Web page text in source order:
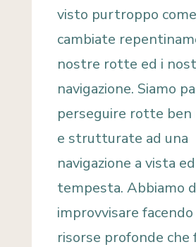
visto purtroppo
cambiate
nostre rotte ed i
navigazione. Siamo
perseguire rotte ben
e strutturate ad una
navigazione a vista
tempesta. Abbiamo
improvvisare
risorse profonde che